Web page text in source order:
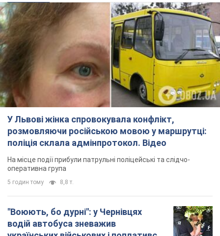
У Львові жінка спровокувала конфлікт,
розмовляючи російською мовою у маршрутці:
поліція склала адмінпротокол. Відео
На місце події прибули патрульні поліцейські та слідчо-
оперативна група
5 годин тому 8,8 т.
"Воюють, бо дурні": у Чернівцях
водій автобуса зневажив